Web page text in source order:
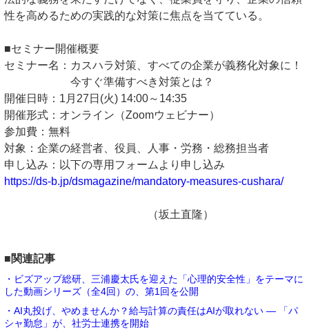
性を高めるための実践的な対策に焦点を当てている。
■セミナー開催概要
セミナー名：カスハラ対策、すべての企業が義務化対象に！
今すぐ準備すべき対策とは？
開催日時：1月27日(火) 14:00～14:35
開催形式：オンライン（Zoomウェビナー）
参加費：無料
対象：企業の経営者、役員、人事・労務・総務担当者
申し込み：以下の専用フォームより申し込み
https://ds-b.jp/dsmagazine/mandatory-measures-cushara/
（坂土直隆）
■関連記事
・ビズアップ総研、三浦慶太氏を迎えた「心理的安全性」をテーマに
した動画シリーズ（全4回）の、第1回を公開
・AI丸投げ、やめませんか？給与計算の責任はAIが取れない ― 「パ
シャ勤怠」が、社労士連携を開始